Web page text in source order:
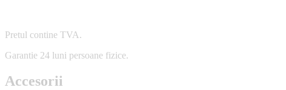
Pretul contine TVA.
Garantie 24 luni persoane fizice.
Accesorii